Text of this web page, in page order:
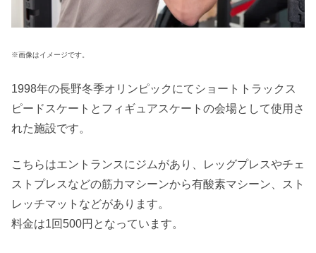
※画像はイメージです。
1998年の長野冬季オリンピックにてショートトラックス
ピードスケートとフィギュアスケートの会場として使用さ
れた施設です。
こちらはエントランスにジムがあり、レッグプレスやチェ
ストプレスなどの筋力マシーンから有酸素マシーン、スト
レッチマットなどがあります。
料金は1回500円となっています。